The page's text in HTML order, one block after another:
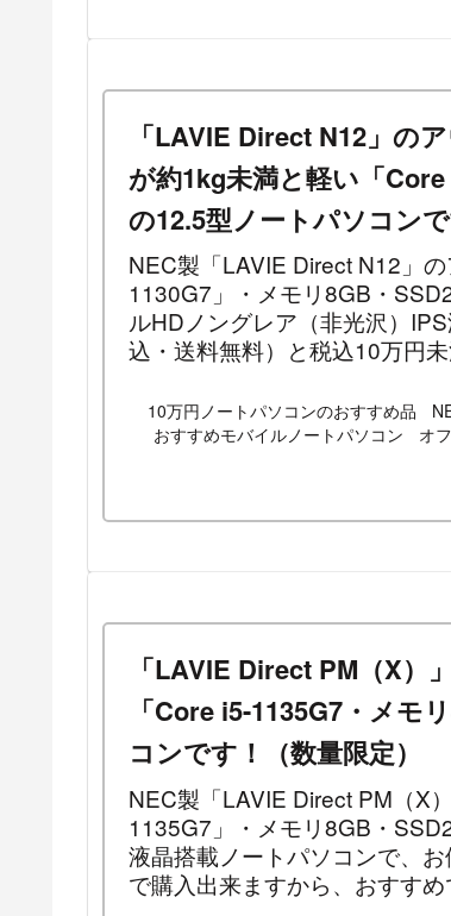
「LAVIE Direct N12」の
が約1kg未満と軽い「
の12.5型ノートパソコンで
NEC製「LAVIE Direct N12」
1130G7」・メモリ8GB・
ルHDノングレア（非光沢）
込・送料無料）と税込10万円
10万円ノートパソコンのおすすめ品
おすすめモバイルノートパソコン
オ
「LAVIE Direct PM（X）
「Core i5-1135G7・メモ
コンです！（数量限定）
NEC製「LAVIE Direct PM（X
1135G7」・メモリ8GB・
液晶搭載ノートパソコンで、
で購入出来ますから、おすすめ